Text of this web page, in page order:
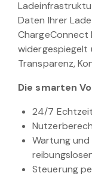
Daten Ihrer
ChargeConnect
widergespiegelt
Transparenz,
Die smarten
24/7
Wartung und
Steuerung